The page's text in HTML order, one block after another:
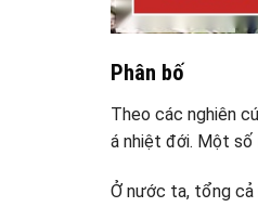
Phân bố
Theo các nghiên
á nhiệt đới. Một số
Ở nước ta, tổng cả